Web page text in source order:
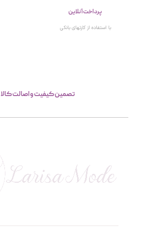
پرداخت آنلاین
با استفاده از کارتهای بانکی
تصمین کیفیت و اصالت کالا